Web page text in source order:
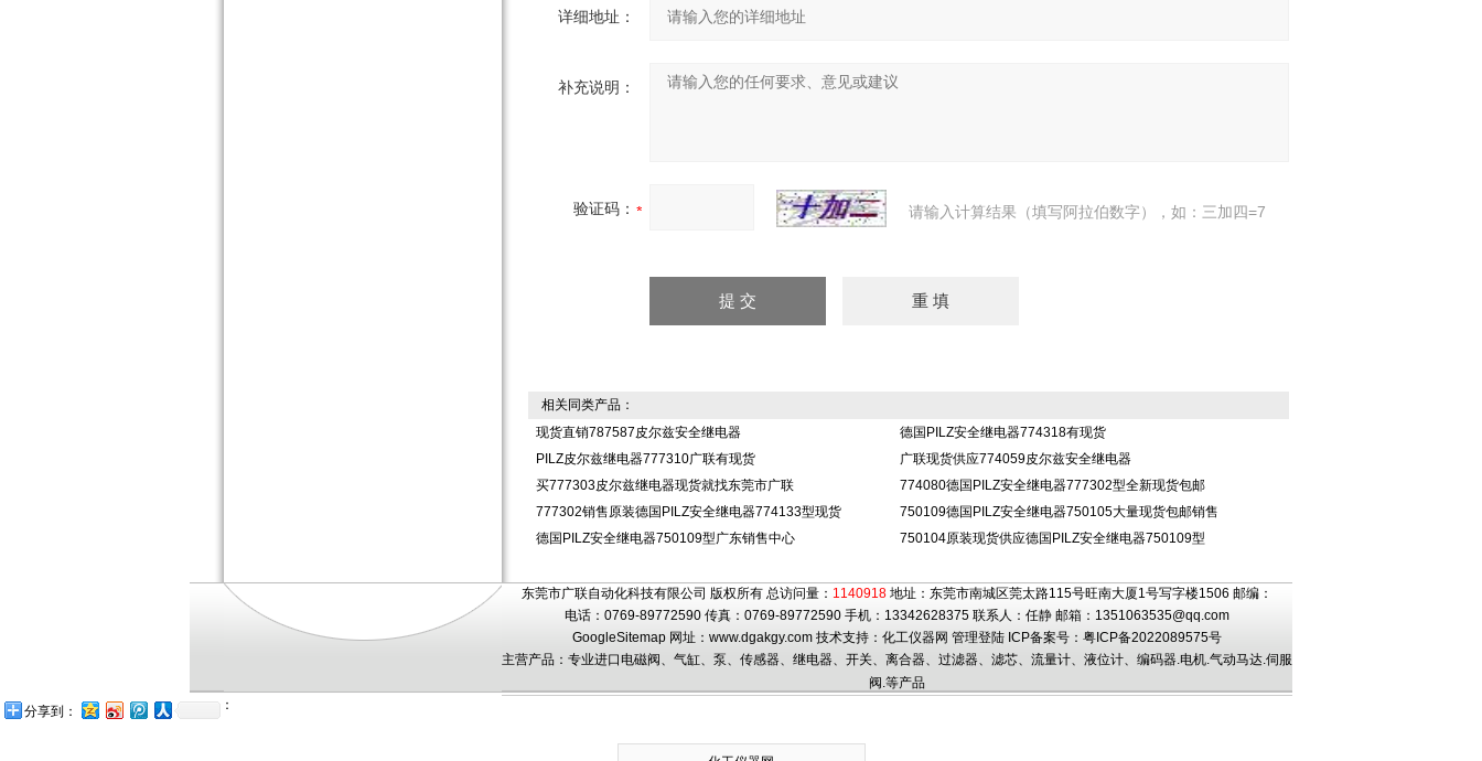
详细地址：
补充说明：
验证码： 请输入计算结果（填写阿拉伯数字），如：三加四=7
相关同类产品：
现货直销787587皮尔兹安全继电器
德国PILZ安全继电器774318有现货
PILZ皮尔兹继电器777310广联有现货
广联现货供应774059皮尔兹安全继电器
买777303皮尔兹继电器现货就找东莞市广联
774080德国PILZ安全继电器777302型全新现货包邮
777302销售原装德国PILZ安全继电器774133型现货
750109德国PILZ安全继电器750105大量现货包邮销售
德国PILZ安全继电器750109型广东销售中心
750104原装现货供应德国PILZ安全继电器750109型
东莞市广联自动化科技有限公司 版权所有 总访问量： 1140918 地址：东莞市南城区莞太路115号旺南大厦1号写字楼1506 邮编：
电话：0769-89772590 传真：0769-89772590 手机：13342628375 联系人：任静 邮箱： 1351063535@qq.com
GoogleSitemap 网址：www.dgakgy.com 技术支持： 化工仪器网 管理登陆 ICP备案号： 粤ICP备2022089575号
主营产品：专业进口电磁阀、气缸、泵、传感器、继电器、开关、离合器、过滤器、滤芯、流量计、液位计、编码器.电机.气动马达.伺服
阀.等产品
：
分享到：